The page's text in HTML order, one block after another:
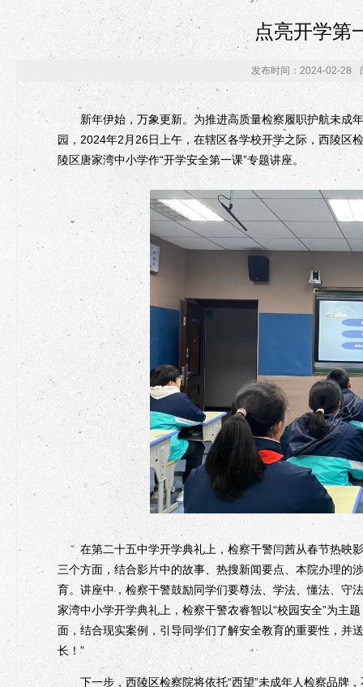
点亮开学第
发布时间：2024-02-28
新年伊始，万象更新。为推进高质量检察履职护航未成
园，2024年2月26日上午，在辖区各学校开学之际，西陵区
陵区唐家湾中小学作“开学安全第一课”专题讲座。
在第二十五中学开学典礼上，检察干警闫茜从春节热映
三个方面，结合影片中的故事、热搜新闻要点、本院办理的
育。讲座中，检察干警鼓励同学们要尊法、学法、懂法、守
家湾中小学开学典礼上，检察干警农睿智以“校园安全”为主
面，结合现实案例，引导同学们了解安全教育的重要性，并
长！”
下一步，西陵区检察院将依托“西望”未成年人检察品牌